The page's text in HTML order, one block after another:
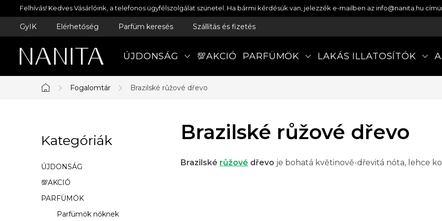
Ugrás
a
Felhívás! Kedves Vásárlóink, a telefonos ügyfélszolgálat szünetel. Ha bármi kérdésük van, jelezzék e-mailben az info@nanita.hu
GyIK Elérhetőség Parfüm keresés Szállítás és fizetés
ÚJDONSÁG 💯AKCIÓ PARFÜMÖK LAKÁS ILLATOSÍTÓK
Kezdőlap
Fogalomtár Brazilské růžové dřevo
l
d
a
l
Kategóriák
átugrása
Kategóriák
ÚJDONSÁG
💯AKCIÓ
PARFÜMÖK
Parfümök nőknek
Brazilské růžové dřevo
Brazilské růžové dřevo je bohatá květinově-dřevitá nóta, lehce